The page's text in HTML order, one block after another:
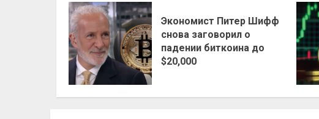
Экономист Питер Шифф
снова заговорил о
падении биткоина до
$20,000